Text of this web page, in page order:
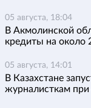
05 августа, 18:04
В Акмолинской
кредиты на около
05 августа, 14:01
В Казахстане
журналисткам при